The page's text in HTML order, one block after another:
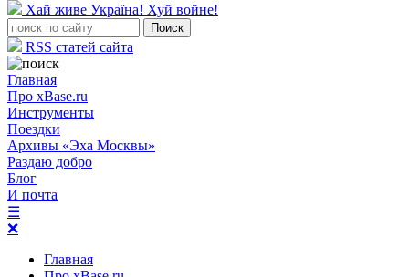
Хай живе Україна! Хуй войне!
RSS статей сайта
Главная
Про xBase.ru
Инструменты
Поездки
Архивы «Эха Москвы»
Раздаю добро
Блог
И почта
☰
❌
Главная